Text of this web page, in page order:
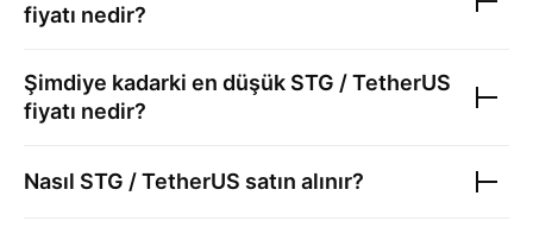
fiyatı nedir?
Şimdiye kadarki en düşük STG / TetherUS
fiyatı nedir?
Nasıl STG / TetherUS satın alınır?